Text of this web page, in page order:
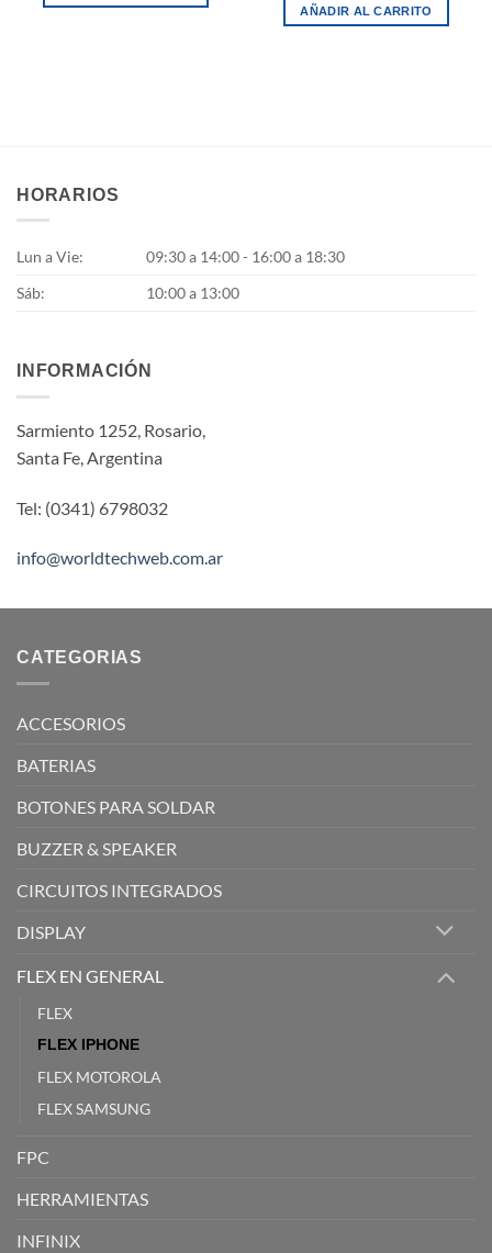
AÑADIR AL CARRITO
HORARIOS
Lun a Vie:
09:30 a 14:00 - 16:00 a 18:30
Sáb:
10:00 a 13:00
INFORMACIÓN
Sarmiento 1252, Rosario,
Santa Fe, Argentina
Tel: (0341) 6798032
info@worldtechweb.com.ar
CATEGORIAS
ACCESORIOS
BATERIAS
BOTONES PARA SOLDAR
BUZZER & SPEAKER
CIRCUITOS INTEGRADOS
DISPLAY
FLEX EN GENERAL
FLEX
FLEX IPHONE
FLEX MOTOROLA
FLEX SAMSUNG
FPC
HERRAMIENTAS
INFINIX